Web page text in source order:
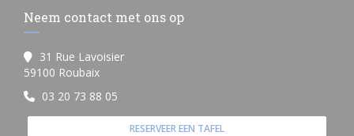
Neem contact met ons op
31 Rue Lavoisier
59100 Roubaix((opent in een nieuw venster))
03 20 73 88 05
RESERVEER EEN TAFEL